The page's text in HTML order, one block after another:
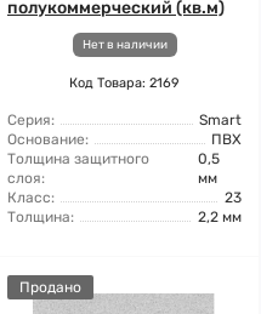
полукоммерческий (кв.м)
Нет в наличии
Код Товара: 2169
Серия:
Smart
Основание:
ПВХ
Толщина защитного
слоя:
0,5
мм
Класс:
23
Толщина:
2,2 мм
Продано